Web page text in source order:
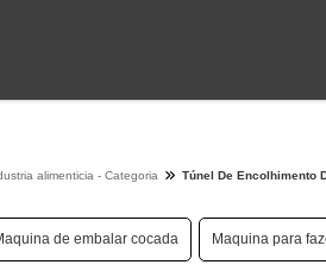
alimenticia - Categoria Túnel De Encolhimento
de embalar cocada Maquina para